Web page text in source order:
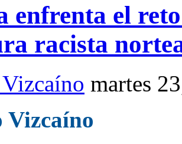
enfrenta el
racista
martes
Vizcaíno